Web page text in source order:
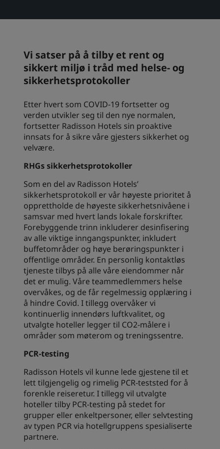
Prize by Radisson Country Inn & Suites
Tilknyttede merker i Kina
Jin Jiang
Kunlun Golden Tulip
Se bloggen vår
Vi satser på å tilby et rent og
sikkert miljø i tråd med helse- og
sikkerhetsprotokoller
Etter hvert som COVID-19 fortsetter og
verden utvikler seg til den nye normalen,
fortsetter Radisson Hotels sin proaktive
innsats for å sikre våre gjesters sikkerhet og
velvære.
RHGs sikkerhetsprotokoller
Som en del av Radisson Hotels’
sikkerhetsprotokoll er vår høyeste prioritet å
opprettholde de høyeste sikkerhetsnivåene i
samsvar med hvert lands lokale forskrifter.
Forebyggende trinn inkluderer desinfisering
av alle viktige inngangspunkter, inkludert
buffetområder og høye berøringspunkter i
offentlige områder. En personlig kontaktløs
tjeneste tilbys på alle våre eiendommer når
det er mulig. Våre teammedlemmers helse
overvåkes, og de får regelmessig opplæring i
å hindre Covid. I tillegg overvåker vi
kontinuerlig innendørs luftkvalitet, og
utvalgte hoteller legger til CO2-målere i
områder som møterom og treningssentre.
PCR-testing
Radisson Hotels vil kunne lede gjestene til et
lett tilgjengelig og rimelig PCR-teststed for å
forenkle reiseretur. I tillegg vil utvalgte
hoteller tilby PCR-testing på stedet for
grupper eller enkeltpersoner, eller selvtesting
av typen PCR via hotellgruppens spesialiserte
partnere.